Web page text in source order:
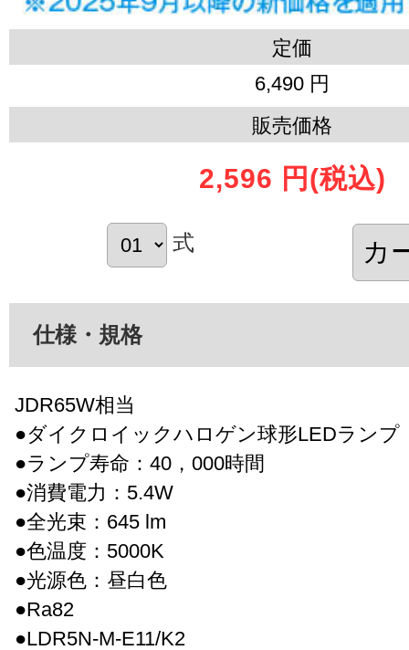
定価
6,490 円
販売価格
2,596 円 (税込)
式
仕様・規格
JDR65W相当
●ダイクロイックハロゲン球形LEDランプ
●ランプ寿命：40，000時間
●消費電力：5.4W
●全光束：645 lm
●色温度：5000K
●光源色：昼白色
●Ra82
●LDR5N-M-E11/K2